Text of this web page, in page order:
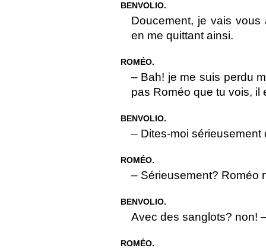
BENVOLIO.
Doucement, je vais
en me quittant ainsi.
ROMÉO.
– Bah! je me suis perdu
pas Roméo que tu vois, il
BENVOLIO.
– Dites-moi sérieusement
ROMÉO.
– Sérieusement? Roméo
BENVOLIO.
Avec des sanglots? non!
ROMÉO.